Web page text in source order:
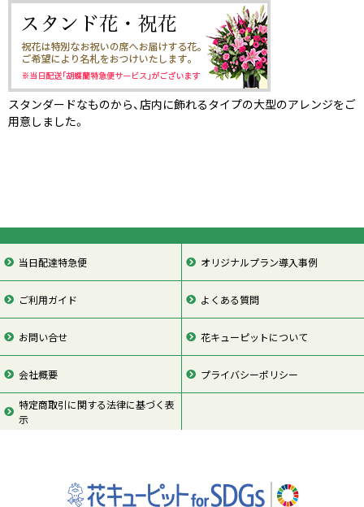
スタンダードなものから、店内に飾れるタイプの大型のアレンジをご
用意しました。
当日配達特急便 オリジナルプラン導入事例
ご利用ガイド よくある質問
お問い合せ 花キューピットについて
会社概要 プライバシーポリシー
特定商取引に関する法律に基づく表
示